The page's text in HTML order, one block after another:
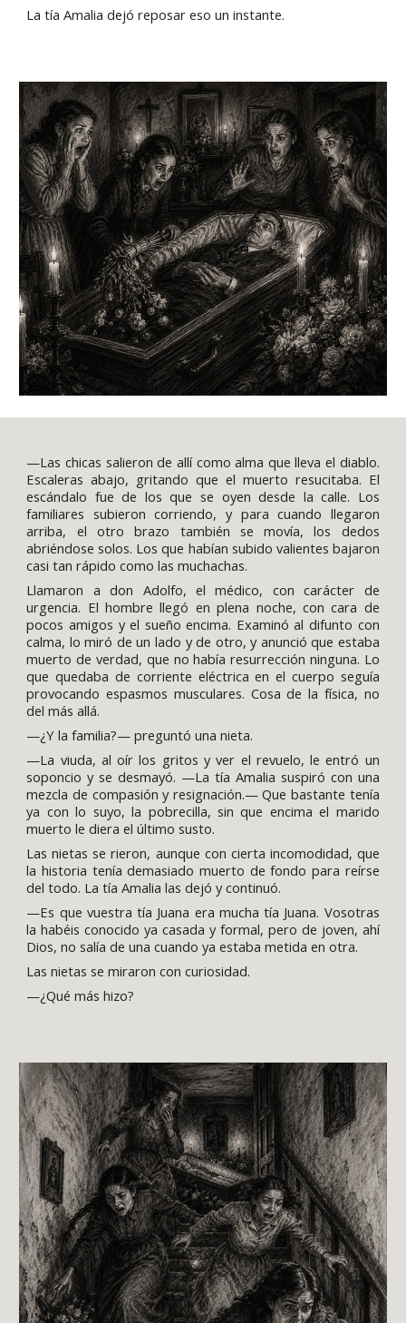
La tía Amalia dejó reposar eso un instante.
—Las chicas salieron de allí como alma que lleva el diablo.
Escaleras abajo, gritando que el muerto resucitaba. El
escándalo fue de los que se oyen desde la calle. Los
familiares subieron corriendo, y para cuando llegaron
arriba, el otro brazo también se movía, los dedos
abriéndose solos. Los que habían subido valientes bajaron
casi tan rápido como las muchachas.
Llamaron a don Adolfo, el médico, con carácter de
urgencia. El hombre llegó en plena noche, con cara de
pocos amigos y el sueño encima. Examinó al difunto con
calma, lo miró de un lado y de otro, y anunció que estaba
muerto de verdad, que no había resurrección ninguna. Lo
que quedaba de corriente eléctrica en el cuerpo seguía
provocando espasmos musculares. Cosa de la física, no
del más allá.
—¿Y la familia?— preguntó una nieta.
—La viuda, al oír los gritos y ver el revuelo, le entró un
soponcio y se desmayó. —La tía Amalia suspiró con una
mezcla de compasión y resignación.— Que bastante tenía
ya con lo suyo, la pobrecilla, sin que encima el marido
muerto le diera el último susto.
Las nietas se rieron, aunque con cierta incomodidad, que
la historia tenía demasiado muerto de fondo para reírse
del todo. La tía Amalia las dejó y continuó.
—Es que vuestra tía Juana era mucha tía Juana. Vosotras
la habéis conocido ya casada y formal, pero de joven, ahí
Dios, no salía de una cuando ya estaba metida en otra.
Las nietas se miraron con curiosidad.
—¿Qué más hizo?